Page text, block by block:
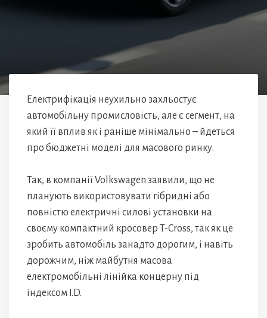
Електрифікація неухильно захльостує
автомобільну промисловість, але є сегмент, на
який її вплив як і раніше мінімально – йдеться
про бюджетні моделі для масового ринку.
Так, в компанії Volkswagen заявили, що не
планують використовувати гібридні або
повністю електричні силові установки на
своєму компактний кросовер T-Cross, так як це
зробить автомобіль занадто дорогим, і навіть
дорожчим, ніж майбутня масова
електромобільні лінійка концерну під
індексом I.D.